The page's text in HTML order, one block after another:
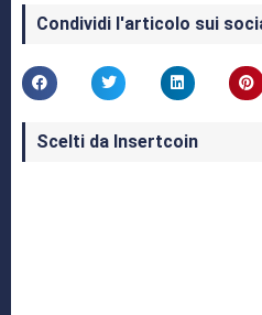
Condividi l'articolo sui
Scelti da Insertcoin